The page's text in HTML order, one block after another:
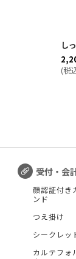
し
(税
受付・会
顔認証付き
ンド
つえ掛け
シークレッ
カルテフォ